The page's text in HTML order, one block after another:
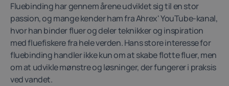
Fluebinding har gennem årene udviklet sig til en stor
passion, og mange kender ham fra Ahrex' YouTube-kanal,
hvor han binder fluer og deler teknikker og inspiration
med fluefiskere fra hele verden. Hans store interesse for
fluebinding handler ikke kun om at skabe flotte fluer, men
om at udvikle mønstre og løsninger, der fungerer i praksis
ved vandet.